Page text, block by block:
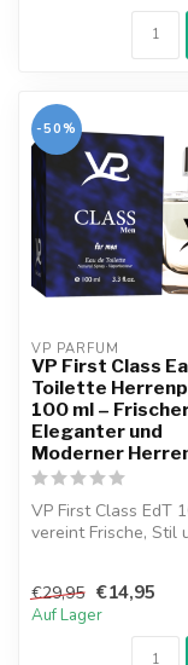
-50%
VP PARFUM
VP First Class
Toilette
100 ml –
Eleganter und
Moderner
VP First Class EdT
vereint Frische, Stil
€29,95 €14,95
Auf Lager